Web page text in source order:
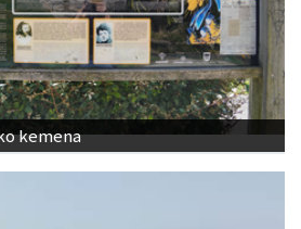
kemena